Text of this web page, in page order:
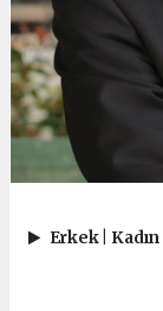
Erkek Kadın